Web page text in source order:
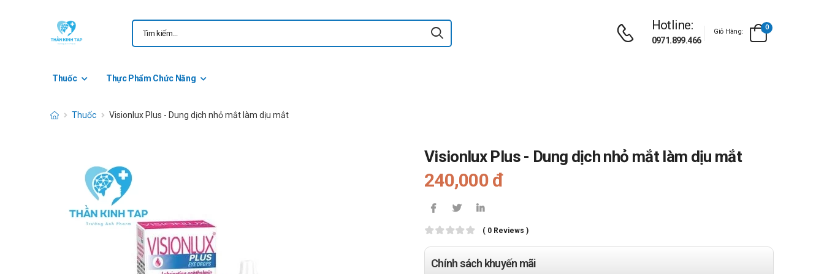
Hotline:
0971.899.466
Giỏ Hàng:
0
Thuốc Thực Phẩm Chức Năng
Thuốc Visionlux Plus - Dung dịch nhỏ mắt làm dịu mắt
Visionlux Plus - Dung dịch nhỏ mắt làm dịu mắt
240,000 đ
( 0 Reviews )
Chính sách khuyến mãi